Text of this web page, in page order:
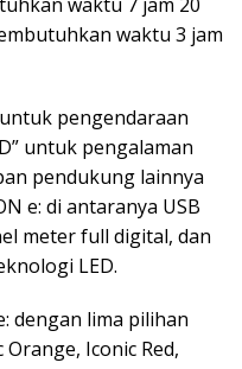
waktu 3 jam
pengendaraan
untuk pengalaman
pendukung lainnya
e: di antaranya USB
meter full digital, dan
LED.
dengan lima pilihan
Iconic Red,